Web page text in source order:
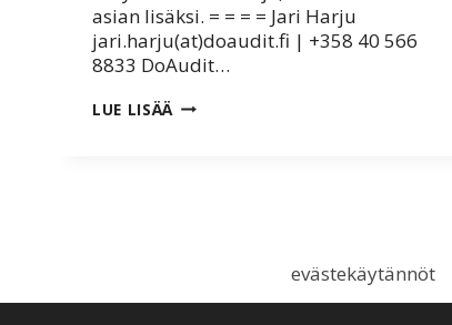
asian lisäksi. = = = = Jari Harju
jari.harju(at)doaudit.fi | +358 40 566
8833 DoAudit…
LUE LISÄÄ OUTLOOK
evästekäytännöt